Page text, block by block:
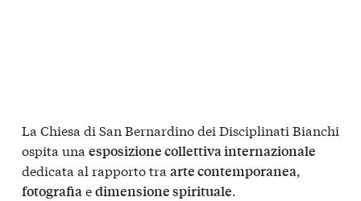
La Chiesa di San Bernardino dei Disciplinati Bianchi
ospita una esposizione collettiva internazionale
dedicata al rapporto tra arte contemporanea,
fotografiaedimensione spirituale.